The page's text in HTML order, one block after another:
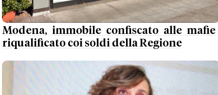
Modena, immobile confiscato alle mafie
riqualificato coi soldi della Regione